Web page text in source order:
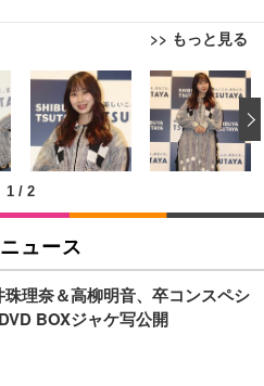
>> もっと見る
スチェア 椅子 テレワーク 疲れな
ームレスト コンパクト 約105度ロッ
子 360度回転 座面昇降 強化ナイロ
気性メッシュ 在宅ワーク H-WY01
)
ィスチェア／デスクチェア メッシ
学 疲れない ブラック
チェア デスクチェア 疲れない テレ
化バックレスト 30度ロッキング機
腰サポート 90度跳ね上げ式アーム
けプレミアムモニター | FlexScan
31.5型4K UHD・USB Type-C・ホワ
けプレミアムモニター | FlexScan
ーミングモニター DualSense 充電
ZDM1J）
ク ペットシーツ 薄型 レギュラー 1
料 ホワイト 300枚
ク ペットシーツ 厚型 ワイド 42枚
ト(吸収面:ライトブルー)
ネオ・オムツ L 中型犬用 26枚入
1 / 2
ュース
理奈＆高柳明音、卒コンスペシ
BOXジャケ写公開